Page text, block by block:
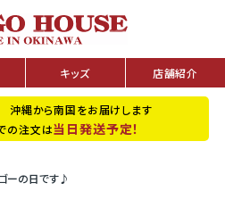
キッズ 店舗紹介
沖縄から南国をお届けします
注文は当日発送予定！
ーの日です♪